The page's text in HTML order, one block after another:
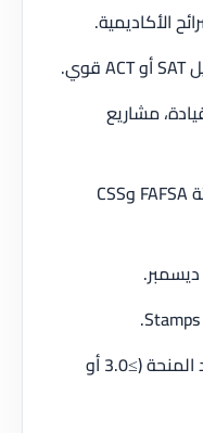
الأكاديمية.
مشاريع
الوثائق المالية – دقّة في تعبئة FAFSA وCSS
تابع المعدل الأكاديمي لتجديد المنحة (≥3.0 أو